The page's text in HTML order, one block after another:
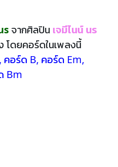
จากศิลปิน เจมีไนน์ นร
โดยคอร์ดในเพลงนี้
, คอร์ด B, คอร์ด Em,
Bm